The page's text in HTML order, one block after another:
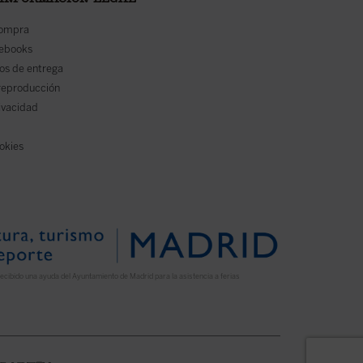
de entrega
una ayuda del Ayuntamiento de Madrid para la asistencia a ferias